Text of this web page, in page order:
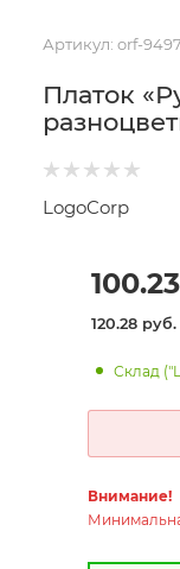
Артикул: orf-
Платок
LogoCorp
100.23
120.28 руб.
Склад
Внимание!